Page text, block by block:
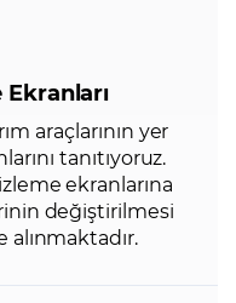
araçlarının yer
tanıtıyoruz.
ekranlarına
değiştirilmesi